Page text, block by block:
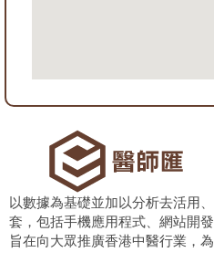
以數據為基礎並加以分析去活用
套，包括手機應用程式、網站開
旨在向大眾推廣香港中醫行業，